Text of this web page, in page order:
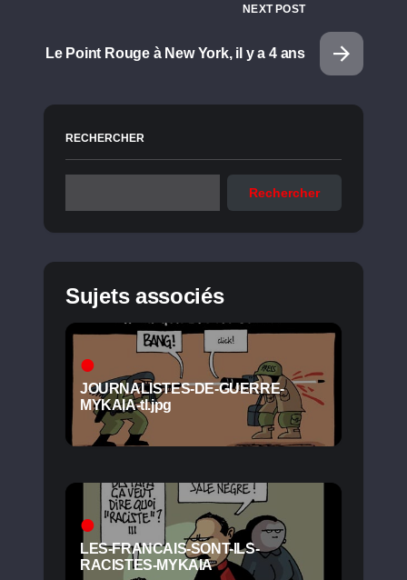
NEXT POST
Le Point Rouge à New York, il y a 4 ans
RECHERCHER
Rechercher
Sujets associés
JOURNALISTES-DE-GUERRE-
MYKAIA-tl.jpg
LES-FRANCAIS-SONT-ILS-
RACISTES-MYKAIA